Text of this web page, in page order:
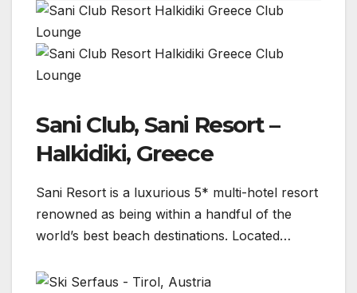
Sani Club, Sani Resort –
Halkidiki, Greece
Sani Resort is a luxurious 5* multi-hotel resort
renowned as being within a handful of the
world’s best beach destinations. Located…